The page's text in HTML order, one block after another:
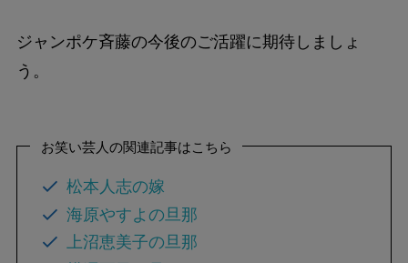
ジャンポケ斉藤の今後のご活躍に期待しましょ
う。
お笑い芸人の関連記事はこちら
松本人志の嫁
海原やすよの旦那
上沼恵美子の旦那